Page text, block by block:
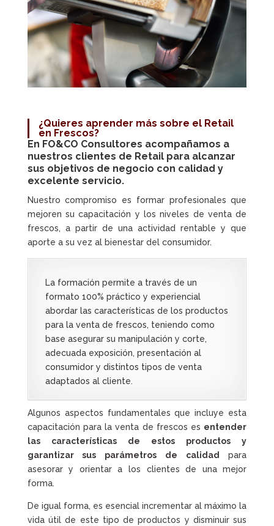
¿Quieres aprender más sobre el Retail
en Frescos?
En FO&CO Consultores acompañamos a
nuestros clientes de Retail para alcanzar
sus objetivos de negocio con calidad y
excelente servicio.
Nuestro compromiso es formar profesionales que
mejoren su capacitación y los niveles de venta de
frescos, a partir de una actividad rentable y que
aporte a su vez al bienestar del consumidor.
La formación permite a través de un
formato 100% práctico y experiencial
abordar las características de los productos
para la venta de frescos, teniendo como
base asegurar su manipulación y corte,
adecuada exposición, presentación al
consumidor y distintos tipos de venta
adaptados al cliente.
Algunos aspectos fundamentales que incluye esta
capacitación para la venta de frescos es entender
las características de estos productos y
garantizar sus parámetros de calidad para
asesorar y orientar a los clientes de una mejor
forma.
De igual forma, es esencial incrementar al máximo la
vida útil de este tipo de productos y disminuir sus